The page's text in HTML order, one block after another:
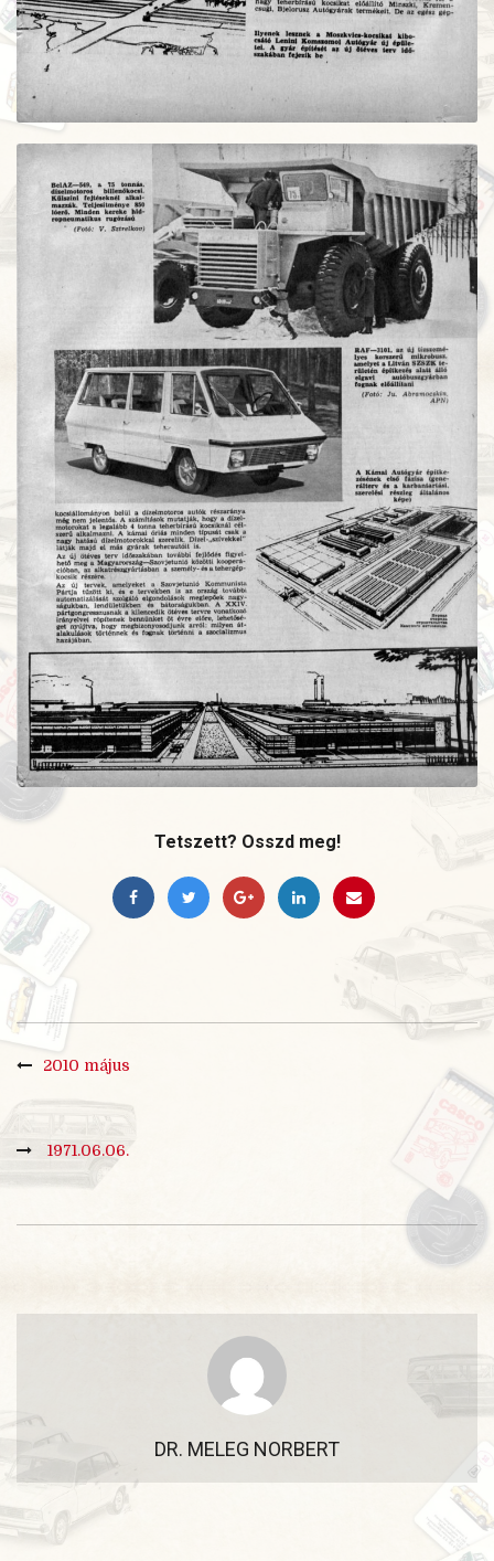
Tetszett? Osszd meg!
2010 május
1971.06.06.
DR. MELEG NORBERT